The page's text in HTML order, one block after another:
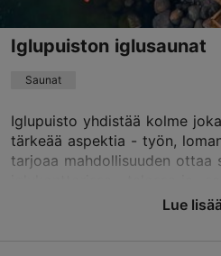
TripAdvisor suositus
perustuu3 arvioon
Lue ja kirjoita kommentteja
Iglupuiston iglusaunat
Saunat
Iglupuisto yhdistää kolme
tärkeää aspektia - työn,
tarjoaa mahdollisuuden ottaa
Lue lisää